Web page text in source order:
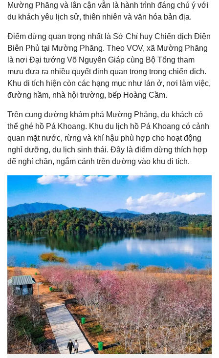
Mường Phăng và lân cận vẫn là hành trình đáng chú ý với
du khách yêu lịch sử, thiên nhiên và văn hóa bản địa.
Điểm dừng quan trọng nhất là Sở Chỉ huy Chiến dịch Điện
Biên Phủ tại Mường Phăng. Theo VOV, xã Mường Phăng
là nơi Đại tướng Võ Nguyên Giáp cùng Bộ Tổng tham
mưu đưa ra nhiều quyết định quan trọng trong chiến dịch.
Khu di tích hiện còn các hạng mục như lán ở, nơi làm việc,
đường hầm, nhà hội trường, bếp Hoàng Cầm.
Trên cung đường khám phá Mường Phăng, du khách có
thể ghé hồ Pá Khoang. Khu du lịch hồ Pá Khoang có cảnh
quan mặt nước, rừng và khí hậu phù hợp cho hoạt động
nghỉ dưỡng, du lịch sinh thái. Đây là điểm dừng thích hợp
để nghỉ chân, ngắm cảnh trên đường vào khu di tích.